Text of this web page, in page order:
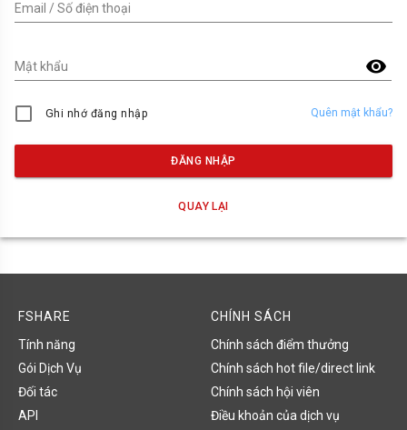
Email / Số điện thoại
visibility
Mật khẩu
Ghi nhớ đăng nhập Quên mật khẩu?
ĐĂNG NHẬP
QUAY LẠI
FSHARE
Tính năng
Gói Dịch Vụ
Đối tác
API
CHÍNH SÁCH
Chính sách điểm thưởng
Chính sách hot file/direct link
Chính sách hội viên
Điều khoản của dịch vụ